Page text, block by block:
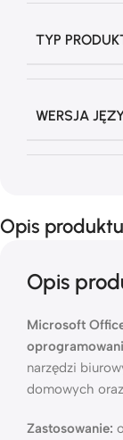
TYP
WERSJA
Opis produktu
Opis
Microsoft
narzędzi
domowych
Zastosowanie: